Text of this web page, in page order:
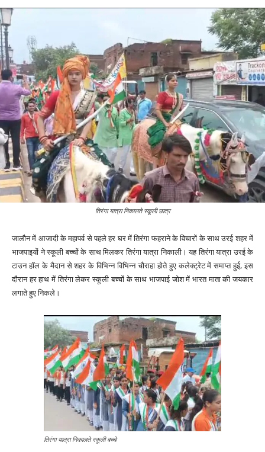
तिरंगा यात्रा निकालते स्कूली छात्र
जालौन में आजादी के महापर्व से पहले हर घर में तिरंगा फहराने के विचारों के साथ उरई शहर में
भाजपाइयों ने स्कूली बच्चों के साथ मिलकर तिरंगा यात्रा निकाली। यह तिरंगा यात्रा उरई के
टाउन हॉल के मैदान से शहर के विभिन्न विभिन्न चौराहा होते हुए कलेक्ट्रेट में समाप्त हुई, इस
दौरान हर हाथ में तिरंगा लेकर स्कूली बच्चों के साथ भाजपाई जोश में भारत माता की जयकार
लगाते हुए निकले।
तिरंगा यात्रा निकालते स्कूली बच्चे